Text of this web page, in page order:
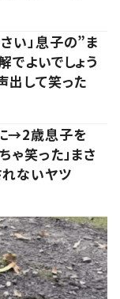
い」息子の”ま
よいでしょう
出して笑った
→2歳息子を
笑った」まさ
ないヤツ